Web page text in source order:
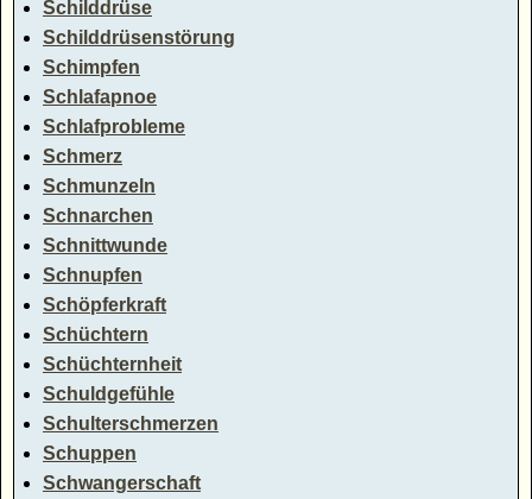
Schilddrüse
Schilddrüsenstörung
Schimpfen
Schlafapnoe
Schlafprobleme
Schmerz
Schmunzeln
Schnarchen
Schnittwunde
Schnupfen
Schöpferkraft
Schüchtern
Schüchternheit
Schuldgefühle
Schulterschmerzen
Schuppen
Schwangerschaft